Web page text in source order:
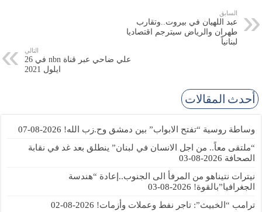
السابق
عبد اللهيان في بيروت..وتقارب
طهران والرياض سيترجم اقتصاديا
لبنانياً
التالي
علي ضاحي عبر قناة nbn في 26
ايلول 2021
أحدث المقالات
وساطة روسية “تفتح الابواب” بين دمشق وح.زب الله! 2026-08-07
“ملتقى معاً.. من اجل الانسان في لبنان” ينطلق بعد غد في نقابة
الصحافة 2026-08-03
نيترات نتيناهو من المرفأ الى الجنوب..إعادة “هندسة
الجغرافيا”بالقوة! 2026-08-03
ترامب “الخبيث”: تاجر نفط وعملات وأزمات! 2026-08-02